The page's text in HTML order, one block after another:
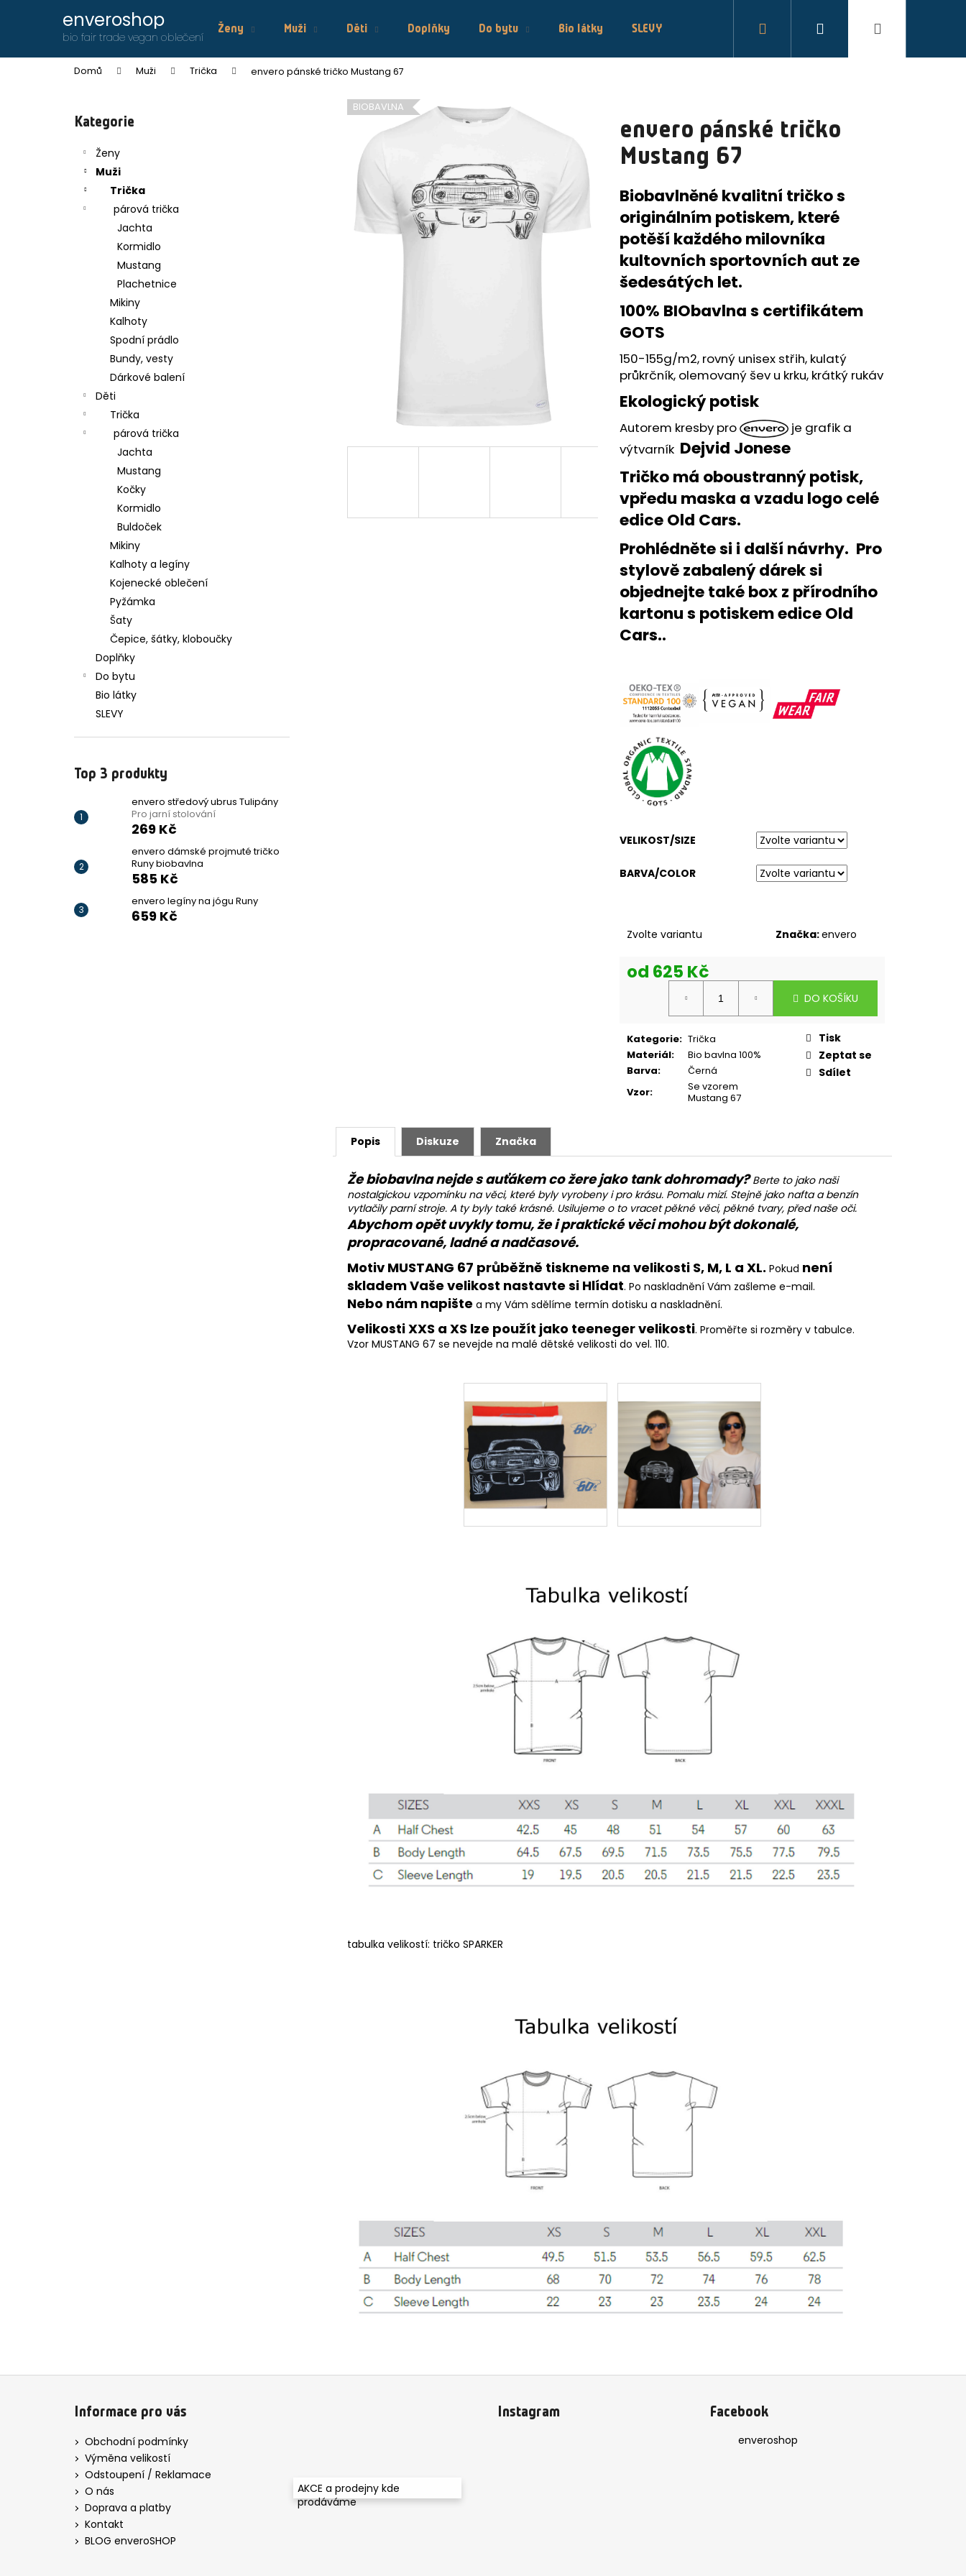
enveroshop
bio fair trade vegan oblečení
Ženy Muži Děti Doplňky Do bytu Bio látky SLEVY Přihlášení
Domů Muži Trička envero pánské tričko Mustang 67
Přeskočit
kategorie
Kategorie
Ženy
Muži
Trička
párová trička
Jachta
Kormidlo
Mustang
Plachetnice
Mikiny
Kalhoty
Spodní prádlo
Bundy, vesty
Dárkové balení
Děti
Trička
párová trička
Jachta
Mustang
Kočky
Kormidlo
Buldoček
Mikiny
Kalhoty a legíny
Kojenecké oblečení
Pyžámka
Šaty
Čepice, šátky, kloboučky
Doplňky
Do bytu
Bio látky
SLEVY
Top 3 produkty
envero středový ubrus Tulipány
Pro jarní stolování
269 Kč
envero dámské projmuté tričko
Runy biobavlna
585 Kč
envero legíny na jógu Runy
659 Kč
envero pánské tričko
Mustang 67
Biobavlněné kvalitní tričko s
originálním potiskem, které
potěší každého milovníka
kultovních sportovních aut ze
šedesátých let.
100% BIObavlna s certifikátem
GOTS
150-155g/m2, rovný unisex střih, kulatý
průkrčník, olemovaný šev u krku, krátký rukáv
Ekologický potisk
Autorem kresby pro
je grafik a
výtvarník Dejvid Jonese
Tričko má oboustranný potisk,
vpředu maska a vzadu logo celé
edice Old Cars.
Prohlédněte si i další návrhy. Pro
stylově zabalený dárek si
objednejte takébox z přírodního
kartonu s potiskem ediceOld
Cars..
VELIKOST/SIZE
BARVA/COLOR
Zvolte variantu Značka:envero
od 625 Kč
DO KOŠÍKU
Kategorie: Trička
Materiál:
Bio bavlna 100%
Barva:
Černá
Vzor:
Se vzorem
Mustang 67
Tisk
Zeptat se
Sdílet
BIOBAVLNA
Popis Diskuze Značka
Že biobavlna nejde s auťákem co žere jako tank dohromady?Berte to jako naši
nostalgickou vzpomínku na věci, které byly vyrobeny i pro krásu. Pomalu mizí. Stejně jako nafta a benzín
vytlačily parní stroje. A ty byly také krásné. Usilujeme o to vracet pěkné věci, pěkné tvary, před naše oči.
Abychom opět uvykly tomu, že i praktické věci mohou být dokonalé,
propracované, ladné a nadčasové.
Motiv MUSTANG 67 průběžně tiskneme na velikosti S, M, L a XL. Pokud není
skladem Vaše velikost nastavte si Hlídat. Po naskladnění Vám zašleme e-mail.
Nebo nám napište a my Vám sdělíme termín dotisku a naskladnění.
Velikosti XXS a XS lze použít jako teeneger velikosti. Proměřte si rozměry v tabulce.
Vzor MUSTANG 67 se nevejde na malé dětské velikosti do vel. 110.
tabulka velikostí: tričko SPARKER
í
Zpět
do
obchodu
Zpět
do
obchodu
Co potřebujete najít?
HLEDAT
Doporučujeme
ENVERO STŘEDOVÝ UBRUS
TULIPÁNY
STOLOVÁNÍ
269 Kč
ENVERO DÁMSKÉ PROJMUTÉ
TRIČKO RUNY BIOBAVLNA
ENVERO LEGÍNY NA JÓGU
Informace pro vás
Obchodní podmínky
Výměna velikostí
Odstoupení / Reklamace
O nás
Doprava a platby
Kontakt
BLOG enveroSHOP
AKCE a prodejny kde
prodáváme
Instagram Facebook
enveroshop